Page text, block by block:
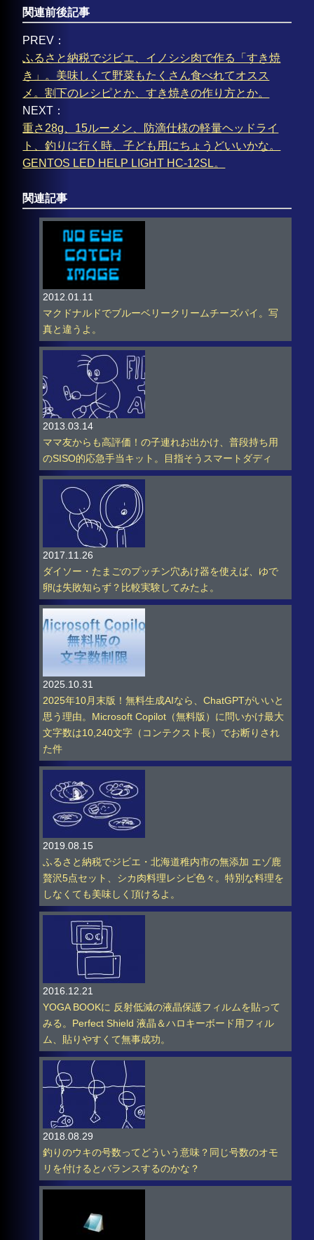
関連前後記事
PREV：
ふるさと納税でジビエ、イノシシ肉で作る「すき焼
き」。美味しくて野菜もたくさん食べれてオスス
メ。割下のレシピとか、すき焼きの作り方とか。
NEXT：
重さ28g、15ルーメン、防滴仕様の軽量ヘッドライ
ト、釣りに行く時、子ども用にちょうどいいかな。
GENTOS LED HELP LIGHT HC-12SL。
関連記事
2012.01.11
マクドナルドでブルーベリークリームチーズパイ。写
真と違うよ。
2013.03.14
ママ友からも高評価！の子連れお出かけ、普段持ち用
のSISO的応急手当キット。目指そうスマートダディ
2017.11.26
ダイソー・たまごのプッチン穴あけ器を使えば、ゆで
卵は失敗知らず？比較実験してみたよ。
2025.10.31
2025年10月末版！無料生成AIなら、ChatGPTがいいと
思う理由。Microsoft Copilot（無料版）に問いかけ最大
文字数は10,240文字（コンテクスト長）でお断りされ
た件
2019.08.15
ふるさと納税でジビエ・北海道稚内市の無添加 エゾ鹿
贅沢5点セット、シカ肉料理レシピ色々。特別な料理を
しなくても美味しく頂けるよ。
2016.12.21
YOGA BOOKに 反射低減の液晶保護フィルムを貼って
みる。Perfect Shield 液晶＆ハロキーボード用フィル
ム、貼りやすくて無事成功。
2018.08.29
釣りのウキの号数ってどういう意味？同じ号数のオモ
リを付けるとバランスするのかな？